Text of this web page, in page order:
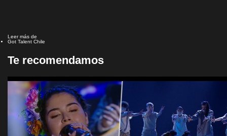
Leer más de
Got Talent Chile
Te recomendamos